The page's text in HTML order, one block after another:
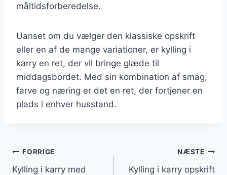
måltidsforberedelse.
Uanset om du vælger den klassiske opskrift
eller en af de mange variationer, er kylling i
karry en ret, der vil bringe glæde til
middagsbordet. Med sin kombination af smag,
farve og næring er det en ret, der fortjener en
plads i enhver husstand.
Indlægsnavigation
FORRIGE
Kylling i karry med
NÆSTE
Kylling i karry opskrift